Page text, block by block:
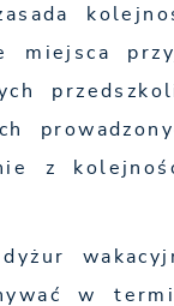
miejsca
z
w